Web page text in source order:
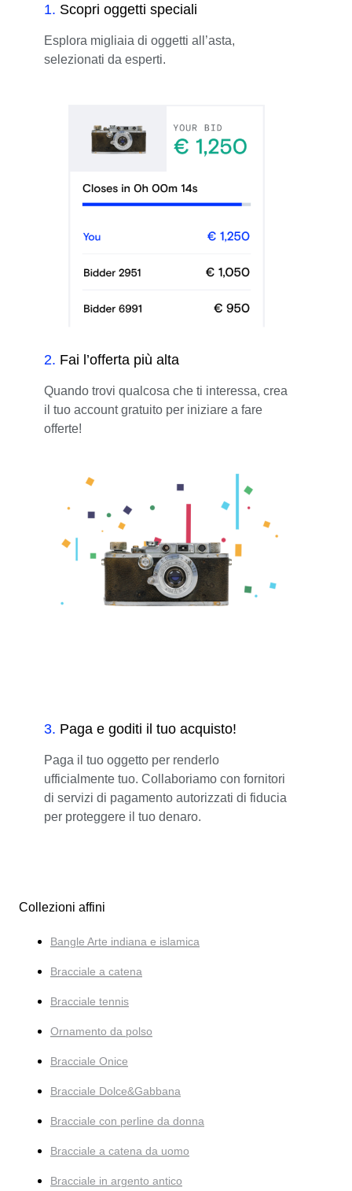
1. Scopri oggetti speciali
Esplora migliaia di oggetti all’asta,
selezionati da esperti.
2. Fai l’offerta più alta
Quando trovi qualcosa che ti interessa, crea
il tuo account gratuito per iniziare a fare
offerte!
3. Paga e goditi il tuo acquisto!
Paga il tuo oggetto per renderlo
ufficialmente tuo. Collaboriamo con fornitori
di servizi di pagamento autorizzati di fiducia
per proteggere il tuo denaro.
Collezioni affini
Bangle Arte indiana e islamica
Bracciale a catena
Bracciale tennis
Ornamento da polso
Bracciale Onice
Bracciale Dolce&Gabbana
Bracciale con perline da donna
Bracciale a catena da uomo
Bracciale in argento antico